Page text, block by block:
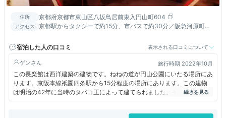
住所 京都府京都市東山区八坂鳥居前東入円山町604
アクセス
京都駅からタクシーで約15分、市バスで約30分／阪急河原町駅
宿泊した人の口コミ
表示される口コミについて
ゲン 旅行時期 2022年10月
この長楽館は西洋建築の建物です。ねねの道が円山公園にいたる場所にあ
ります。京阪本線祇園四条駅から15分程度の場所にあります。この建物
は明治の42年に当時のタバコ王によって建てられました。そして京都の
迎賓館としてと活用されたのです。外国の客人だででなく国内の著名人も